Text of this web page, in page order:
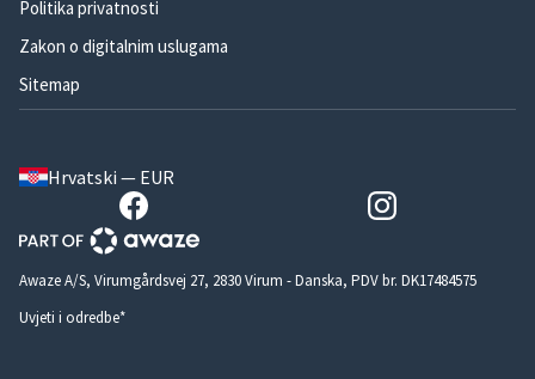
Politika privatnosti
Zakon o digitalnim uslugama
Sitemap
Hrvatski — EUR
Awaze A/S, Virumgårdsvej 27, 2830 Virum - Danska, PDV br. DK17484575
Uvjeti i odredbe*